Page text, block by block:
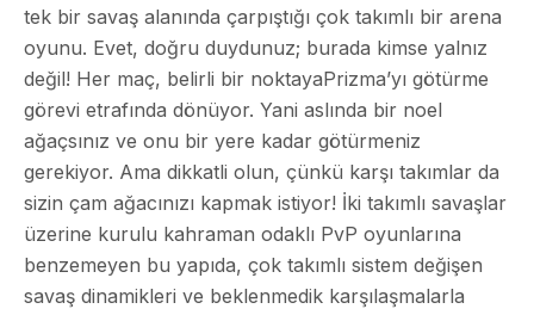
tek bir savaş alanında çarpıştığı çok takımlı bir arena
oyunu. Evet, doğru duydunuz; burada kimse yalnız
değil! Her maç, belirli bir noktayaPrizma’yı götürme
görevi etrafında dönüyor. Yani aslında bir noel
ağaçsınız ve onu bir yere kadar götürmeniz
gerekiyor. Ama dikkatli olun, çünkü karşı takımlar da
sizin çam ağacınızı kapmak istiyor! İki takımlı savaşlar
üzerine kurulu kahraman odaklı PvP oyunlarına
benzemeyen bu yapıda, çok takımlı sistem değişen
savaş dinamikleri ve beklenmedik karşılaşmalarla